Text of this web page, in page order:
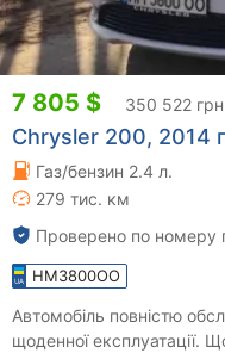
7 805 $ 350 522 грн
Chrysler 200, 2014
Газ/бензин 2.4 л.
279 тис. км
Проверено по номеру
HM3800OO
Автомобіль повністю
щоденної експлуатації.